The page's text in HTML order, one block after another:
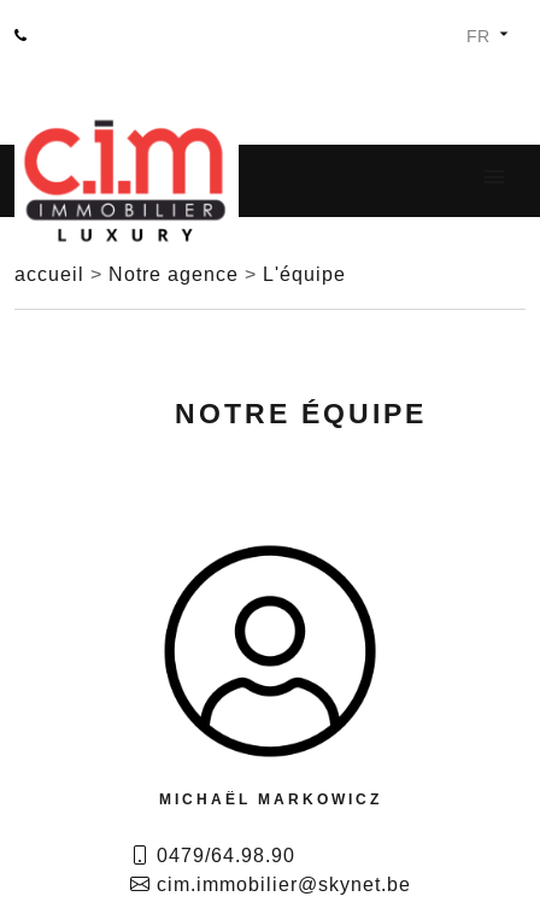
accueil > Notre agence > L'équipe
NOTRE ÉQUIPE
MICHAËL MARKOWICZ
0479/64.98.90
cim.immobilier@skynet.be